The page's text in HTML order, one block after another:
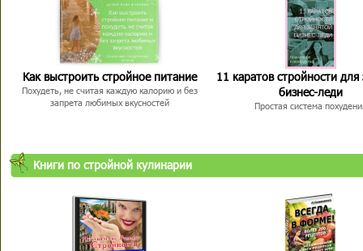
Как выстроить стройное питание
Похудеть, не считая каждую калорию и без
запрета любимых вкусностей
11 каратов стройности для
бизнес-леди
Простая система
Книги по стройной кулинарии